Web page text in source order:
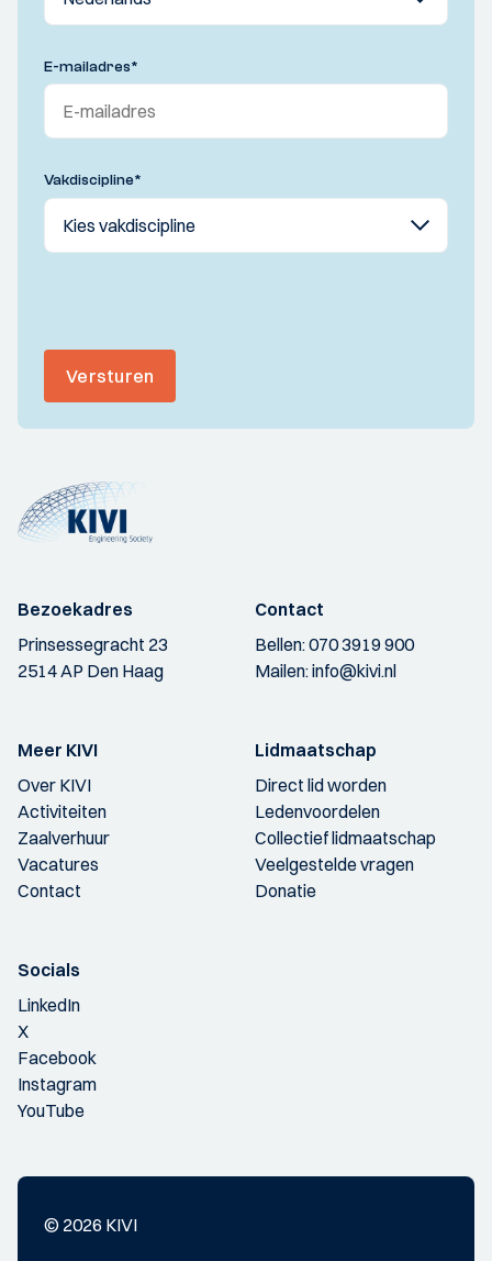
E-mailadres*
Vakdiscipline*
Versturen
Bezoekadres
Prinsessegracht 23
2514 AP Den Haag
Contact
Bellen:070 3919 900
Mailen:info@kivi.nl
Meer KIVI
Over KIVI
Activiteiten
Zaalverhuur
Vacatures
Contact
Lidmaatschap
Direct lid worden
Ledenvoordelen
Collectief lidmaatschap
Veelgestelde vragen
Donatie
Socials
LinkedIn
X
Facebook
Instagram
YouTube
© 2026 KIVI